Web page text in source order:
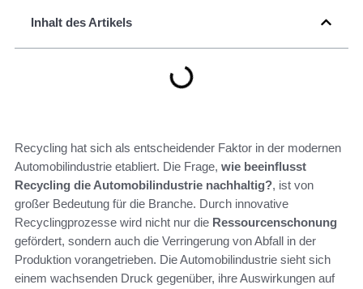
Inhalt des Artikels
Recycling hat sich als entscheidender Faktor in der modernen
Automobilindustrie etabliert. Die Frage, wie beeinflusst
Recycling die Automobilindustrie nachhaltig?, ist von
großer Bedeutung für die Branche. Durch innovative
Recyclingprozesse wird nicht nur die Ressourcenschonung
gefördert, sondern auch die Verringerung von Abfall in der
Produktion vorangetrieben. Die Automobilindustrie sieht sich
einem wachsenden Druck gegenüber, ihre Auswirkungen auf